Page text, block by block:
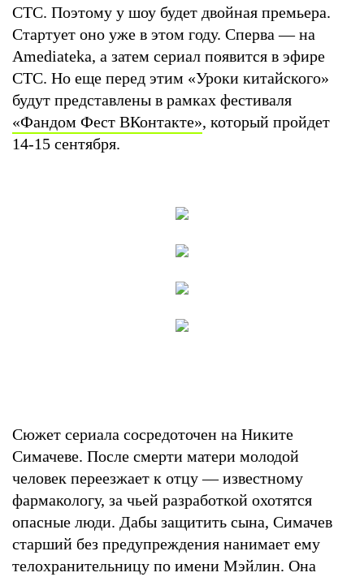
СТС. Поэтому у шоу будет двойная премьера.
Стартует оно уже в этом году. Сперва — на
Amediateka, а затем сериал появится в эфире
СТС. Но еще перед этим «Уроки китайского»
будут представлены в рамках фестиваля
«Фандом Фест ВКонтакте», который пройдет
14-15 сентября.
Сюжет сериала сосредоточен на Никите
Симачеве. После смерти матери молодой
человек переезжает к отцу — известному
фармакологу, за чьей разработкой охотятся
опасные люди. Дабы защитить сына, Симачев
старший без предупреждения нанимает ему
телохранительницу по имени Мэйлин. Она